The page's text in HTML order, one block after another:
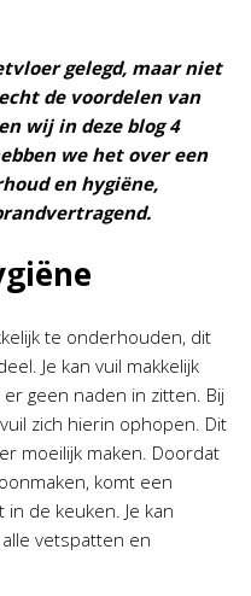
gelegd, maar niet
de voordelen van
wij in deze blog 4
we het over een
en hygiëne,
te onderhouden, dit
Je kan vuil makkelijk
geen naden in zitten. Bij
zich hierin ophopen. Dit
moeilijk maken. Doordat
komt een
de keuken. Je kan
vetspatten en